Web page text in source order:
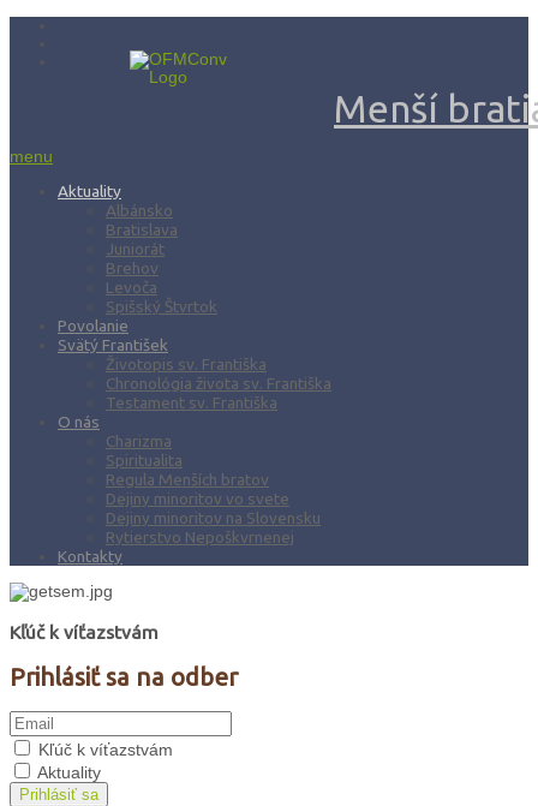
Menší
menu
Aktuality
Albánsko
Bratislava
Juniorát
Brehov
Levoča
Spišský Štvrtok
Povolanie
Svätý František
Životopis sv. Františka
Chronológia života sv. Františka
Testament sv. Františka
O nás
Charizma
Spiritualita
Regula Menších bratov
Dejiny minoritov vo svete
Dejiny minoritov na Slovensku
Rytierstvo Nepoškvrnenej
Kontakty
Kľúč k víťazstvám
Prihlásiť sa na odber
Kľúč k víťazstvám
Aktuality
Prihlásiť sa